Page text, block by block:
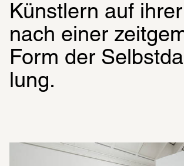
Künstlern auf
nach einer
Form der
lung.